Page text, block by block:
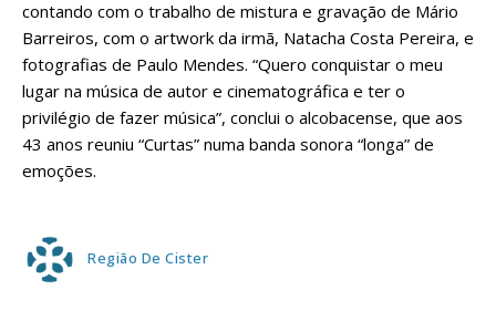
contando com o trabalho de mistura e gravação de Mário
Barreiros, com o artwork da irmã, Natacha Costa Pereira, e
fotografias de Paulo Mendes. “Quero conquistar o meu
lugar na música de autor e cinematográfica e ter o
privilégio de fazer música”, conclui o alcobacense, que aos
43 anos reuniu “Curtas” numa banda sonora “longa” de
emoções.
Região De Cister